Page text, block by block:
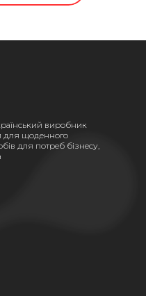
виробник
для щоденного
для потреб бізнесу,